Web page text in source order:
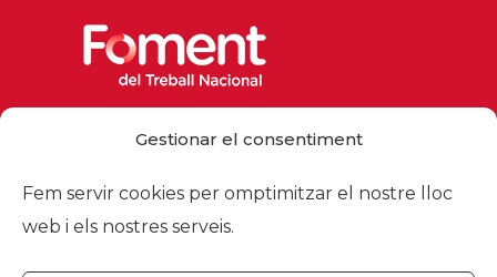
Gestionar el consentiment
Fem servir cookies per omptimitzar el nostre lloc
web i els nostres serveis.
foment@foment.com